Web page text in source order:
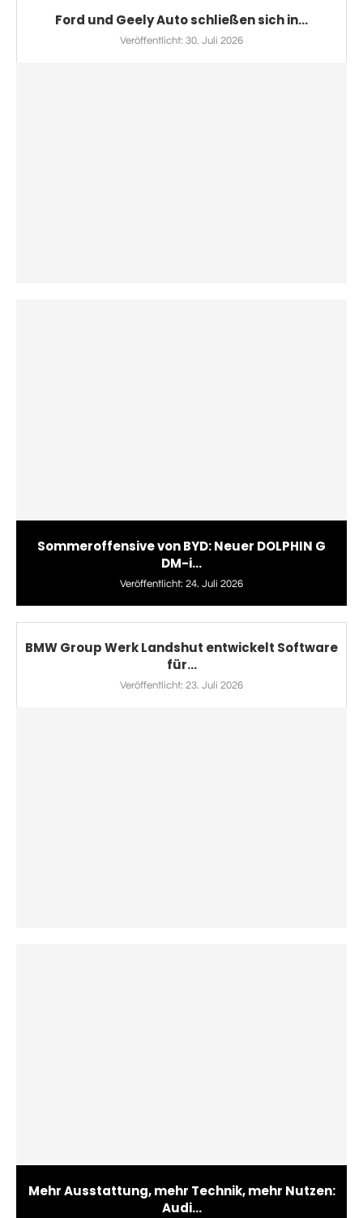
Ford und Geely Auto schließen sich in...
Veröffentlicht: 30. Juli 2026
Sommeroffensive von BYD: Neuer DOLPHIN G
DM-i...
Veröffentlicht: 24. Juli 2026
BMW Group Werk Landshut entwickelt Software
für...
Veröffentlicht: 23. Juli 2026
Mehr Ausstattung, mehr Technik, mehr Nutzen:
Audi...